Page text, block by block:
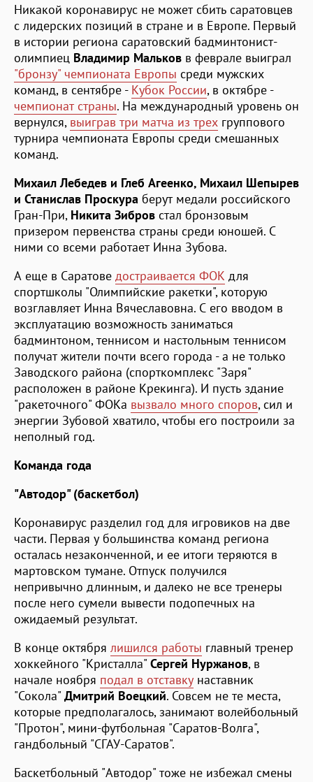
Никакой коронавирус не может сбить саратовцев
с лидерских позиций в стране и в Европе. Первый
в истории региона саратовский бадминтонист-
олимпиец Владимир Мальков в феврале выиграл
"бронзу" чемпионата Европы среди мужских
команд, в сентябре - Кубок России, в октябре -
чемпионат страны. На международный уровень он
вернулся, выиграв три матча из трех группового
турнира чемпионата Европы среди смешанных
команд.
Михаил Лебедев и Глеб Агеенко, Михаил Шепырев
и Станислав Проскура берут медали российского
Гран-При, Никита Зибров стал бронзовым
призером первенства страны среди юношей. С
ними со всеми работает Инна Зубова.
А еще в Саратове достраивается ФОК для
спортшколы "Олимпийские ракетки", которую
возглавляет Инна Вячеславовна. С его вводом в
эксплуатацию возможность заниматься
бадминтоном, теннисом и настольным теннисом
получат жители почти всего города - а не только
Заводского района (спорткомплекс "Заря"
расположен в районе Крекинга). И пусть здание
"ракеточного" ФОКа вызвало много споров, сил и
энергии Зубовой хватило, чтобы его построили за
неполный год.
Команда года
"Автодор" (баскетбол)
Коронавирус разделил год для игровиков на две
части. Первая у большинства команд региона
осталась незаконченной, и ее итоги теряются в
мартовском тумане. Отпуск получился
непривычно длинным, и далеко не все тренеры
после него сумели вывести подопечных на
ожидаемый результат.
В конце октября лишился работы главный тренер
хоккейного "Кристалла" Сергей Нуржанов, в
начале ноября подал в отставку наставник
"Сокола" Дмитрий Воецкий. Совсем не те места,
которые предполагалось, занимают волейбольный
"Протон", мини-футбольная "Саратов-Волга",
гандбольный "СГАУ-Саратов".
Баскетбольный "Автодор" тоже не избежал смены